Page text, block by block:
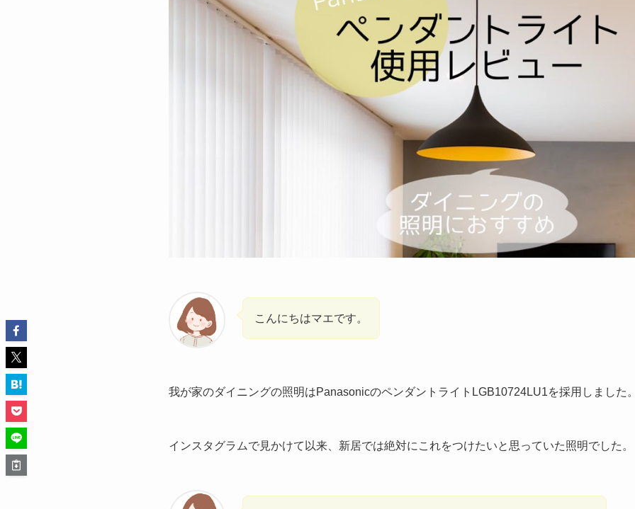
こんにちはマエです。
我が家のダイニングの照明はPanasonicのペンダントライトLGB10724LU1を採用しました
インスタグラムで見かけて以来、新居では絶対にこれをつけたいと思っていた照明でした。